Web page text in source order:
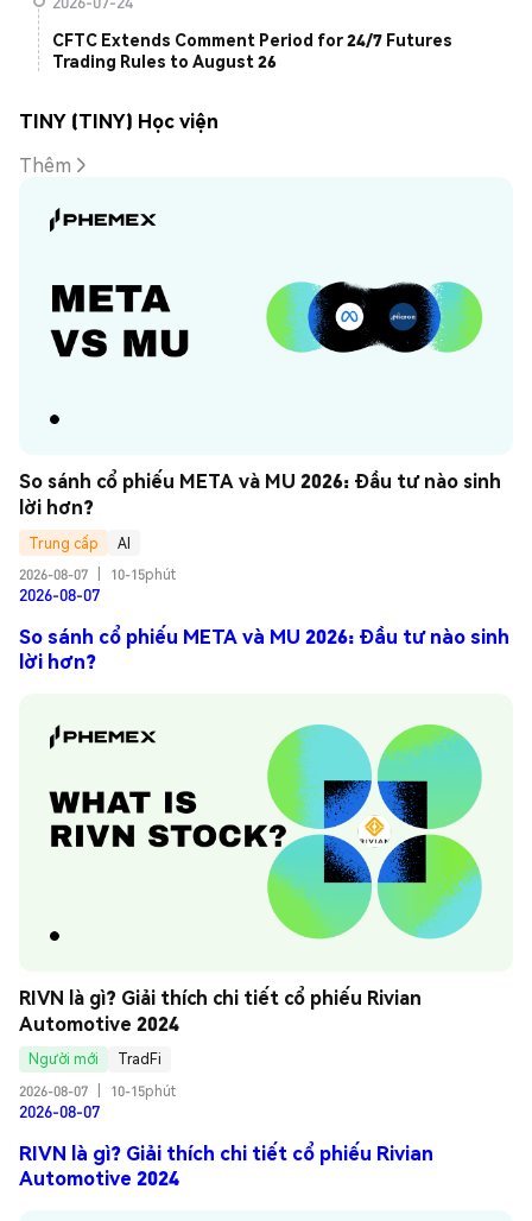
CFTC Extends Comment Period for 24/7 Futures
Trading Rules to August 26
TINY (TINY) Học viện
Thêm
So sánh cổ phiếu META và MU 2026: Đầu tư nào sinh
lời hơn?
Trung cấp
AI
2026-08-07
10-15phút
2026-08-07
So sánh cổ phiếu META và MU 2026: Đầu tư nào sinh
lời hơn?
RIVN là gì? Giải thích chi tiết cổ phiếu Rivian
Automotive 2024
Người mới
TradFi
2026-08-07
10-15phút
2026-08-07
RIVN là gì? Giải thích chi tiết cổ phiếu Rivian
Automotive 2024